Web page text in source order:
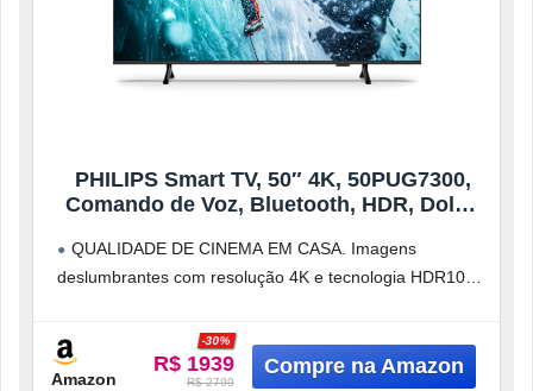
PHILIPS Smart TV, 50″ 4K, 50PUG7300,
Comando de Voz, Bluetooth, HDR, Dolby
QUALIDADE DE CINEMA EM CASA. Imagens
deslumbrantes com resolução 4K e tecnologia HDR10+,
Amazon
R$ 1939
-30%
R$ 2799